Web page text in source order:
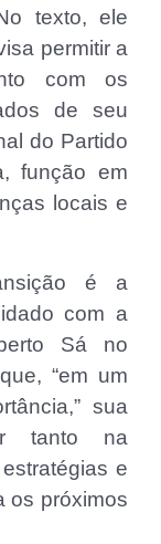
texto, ele
permitir a
com os
de seu
do Partido
função em
locais e
é a
com a
Sá no
“em um
sua
tanto na
e
os próximos